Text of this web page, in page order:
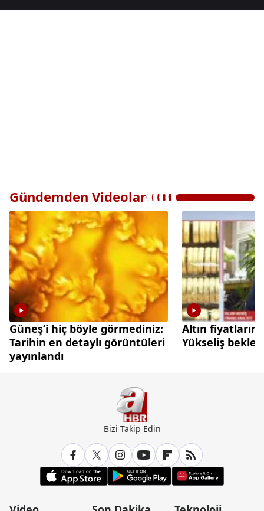
Gündemden Videolar
Güneş’i hiç böyle görmediniz:
Tarihin en detaylı görüntüleri
yayınlandı
Altın
Yükseliş
Bizi Takip Edin